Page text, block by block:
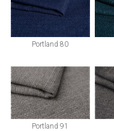
Portland 80
Portland 91